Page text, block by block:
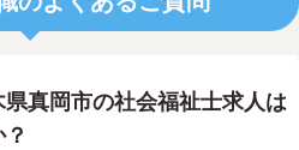
真岡市の社会福祉士求人は